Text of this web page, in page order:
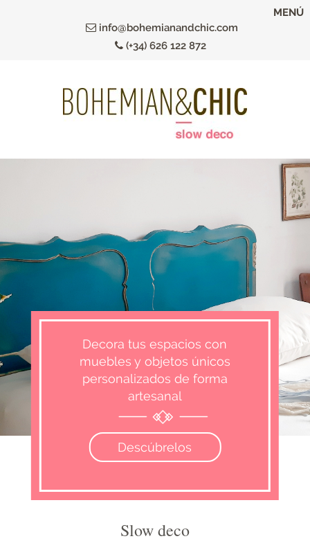
info@bohemianandchic.com
(+34) 626 122 872
MENÚ
Decora tus espacios con
muebles y objetos únicos
personalizados de forma
artesanal
Descúbrelos
Slow deco